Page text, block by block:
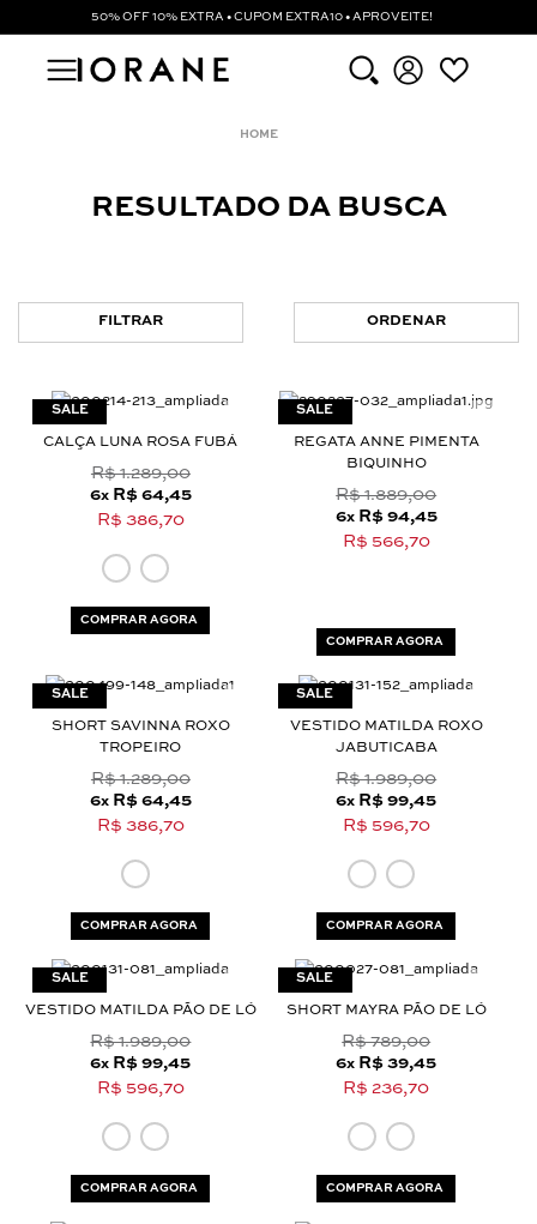
50% OFF 10% EXTRA • CUPOM EXTRA10 • APROVEITE!
RESULTADO DA BUSCA
FILTRAR ORDENAR
CALÇA LUNA ROSA FUBÁ
R$ 1.289,00
6x R$ 64,45
R$ 386,70
COMPRAR AGORA
REGATA ANNE PIMENTA
BIQUINHO
R$ 1.889,00
6x R$ 94,45
R$ 566,70
COMPRAR AGORA
SHORT SAVINNA ROXO
TROPEIRO
R$ 1.289,00
6x R$ 64,45
R$ 386,70
COMPRAR AGORA
VESTIDO MATILDA ROXO
JABUTICABA
R$ 1.989,00
6x R$ 99,45
R$ 596,70
COMPRAR AGORA
VESTIDO MATILDA PÃO DE LÓ
R$ 1.989,00
6x R$ 99,45
R$ 596,70
COMPRAR AGORA
SHORT MAYRA PÃO DE LÓ
R$ 789,00
6x R$ 39,45
R$ 236,70
COMPRAR AGORA